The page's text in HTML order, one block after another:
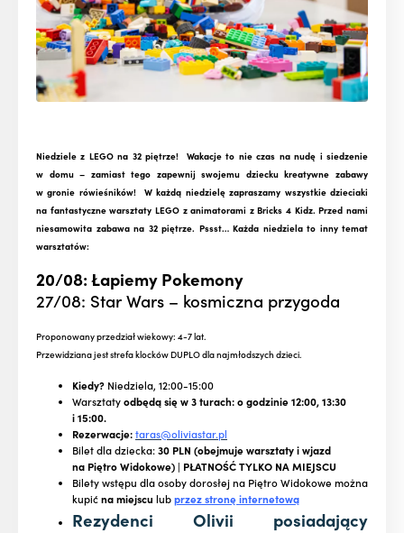
Niedziele z LEGO na 32 piętrze! Wakacje to nie czas na nudę i siedzenie
w domu – zamiast tego zapewnij swojemu dziecku kreatywne zabawy
w gronie rówieśników! W każdą niedzielę zapraszamy wszystkie dzieciaki
na fantastyczne warsztaty LEGO z animatorami z Bricks 4 Kidz. Przed nami
niesamowita zabawa na 32 piętrze. Pssst… Każda niedziela to inny temat
warsztatów:
20/08: Łapiemy Pokemony
27/08: Star Wars – kosmiczna przygoda
Proponowany przedział wiekowy: 4-7 lat.
Przewidziana jest strefa klocków DUPLO dla najmłodszych dzieci.
Kiedy? Niedziela, 12:00-15:00
Warsztatyodbędą się w 3 turach: o godzinie 12:00, 13:30
i 15:00.
Rezerwacje:taras@oliviastar.pl
Bilet dla dziecka:30 PLN (obejmuje warsztaty i wjazd
na Piętro Widokowe) | PŁATNOŚĆ TYLKO NA MIEJSCU
Bilety wstępu dla osoby dorosłej na Piętro Widokowe można
kupićna miejscu lubprzez stronę internetową
Rezydenci Olivii posiadający